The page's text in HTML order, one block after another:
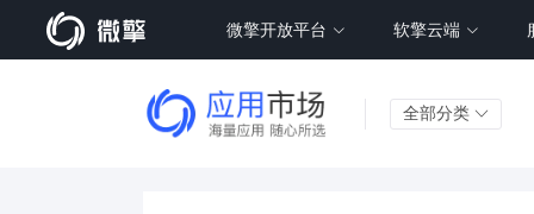
微擎开放平台 软擎云端
全部分类